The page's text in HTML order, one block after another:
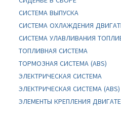
СИСТЕМА ВЫПУСКА
СИСТЕМА ОХЛАЖДЕНИЯ
СИСТЕМА УЛАВЛИВАНИЯ
ТОПЛИВНАЯ СИСТЕМА
ТОРМОЗНАЯ СИСТЕМА (ABS)
ЭЛЕКТРИЧЕСКАЯ СИСТЕМА
ЭЛЕКТРИЧЕСКАЯ СИСТЕМА (ABS)
ЭЛЕМЕНТЫ КРЕПЛЕНИЯ